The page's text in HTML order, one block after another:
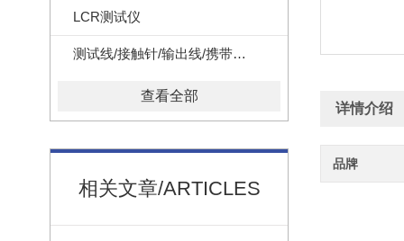
LCR测试仪
测试线/接触针/输出线/携带盒/转换器
查看全部
相关文章/ARTICLES
详情介绍
品牌